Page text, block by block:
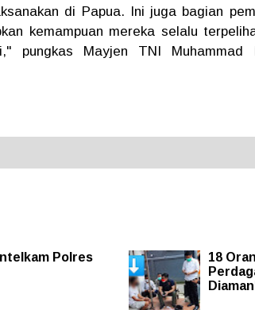
di Papua. Ini juga bagian
kemampuan mereka selalu
pungkas Mayjen TNI Muhammad
Polres
18